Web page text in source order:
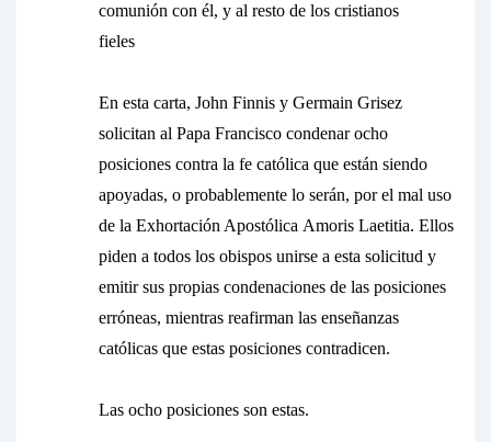
comunión con él, y al resto de los cristianos
fieles
En esta carta, John Finnis y Germain Grisez
solicitan al Papa Francisco condenar ocho
posiciones contra la fe católica que están siendo
apoyadas, o probablemente lo serán, por el mal uso
de la Exhortación Apostólica Amoris Laetitia. Ellos
piden a todos los obispos unirse a esta solicitud y
emitir sus propias condenaciones de las posiciones
erróneas, mientras reafirman las enseñanzas
católicas que estas posiciones contradicen.
Las ocho posiciones son estas.